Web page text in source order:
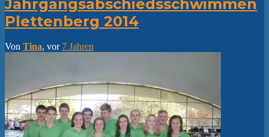
Jahrgangsabschiedsschwimmen
Plettenberg 2014
Von Tina, vor 7 Jahren